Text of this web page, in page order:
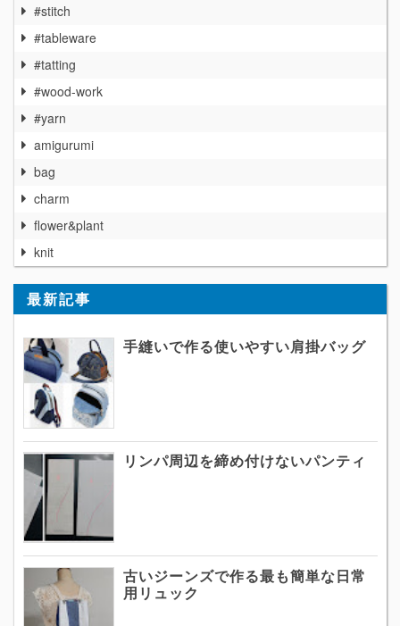
#stitch
#tableware
#tatting
#wood-work
#yarn
amigurumi
bag
charm
flower&plant
knit
最新記事
手縫いで作る使いやすい肩掛バッグ
リンパ周辺を締め付けないパンティ
古いジーンズで作る最も簡単な日常
用リュック